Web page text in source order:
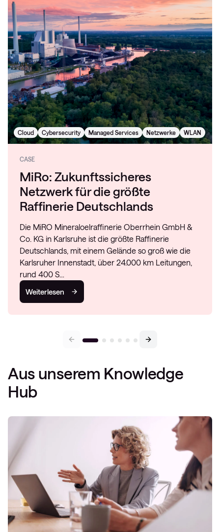
Cloud Cybersecurity Managed Services Netzwerke WLAN
CASE
MiRo: Zukunftssicheres
Netzwerk für die größte
Raffinerie Deutschlands
Die MiRO Mineraloelraffinerie Oberrhein GmbH &
Co. KG in Karlsruhe ist die größte Raffinerie
Deutschlands, mit einem Gelände so groß wie die
Karlsruher Innenstadt, über 24.000 km Leitungen,
rund 400 S…
Weiterlesen
Aus unserem Knowledge
Hub